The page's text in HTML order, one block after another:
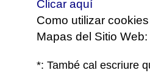
Clicar aquí
Como utilizar
Mapas del Sitio
*: També cal escriure